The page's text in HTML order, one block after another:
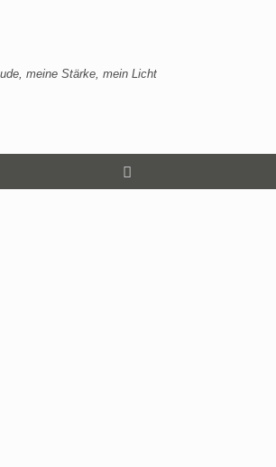
meine Stärke, mein Licht